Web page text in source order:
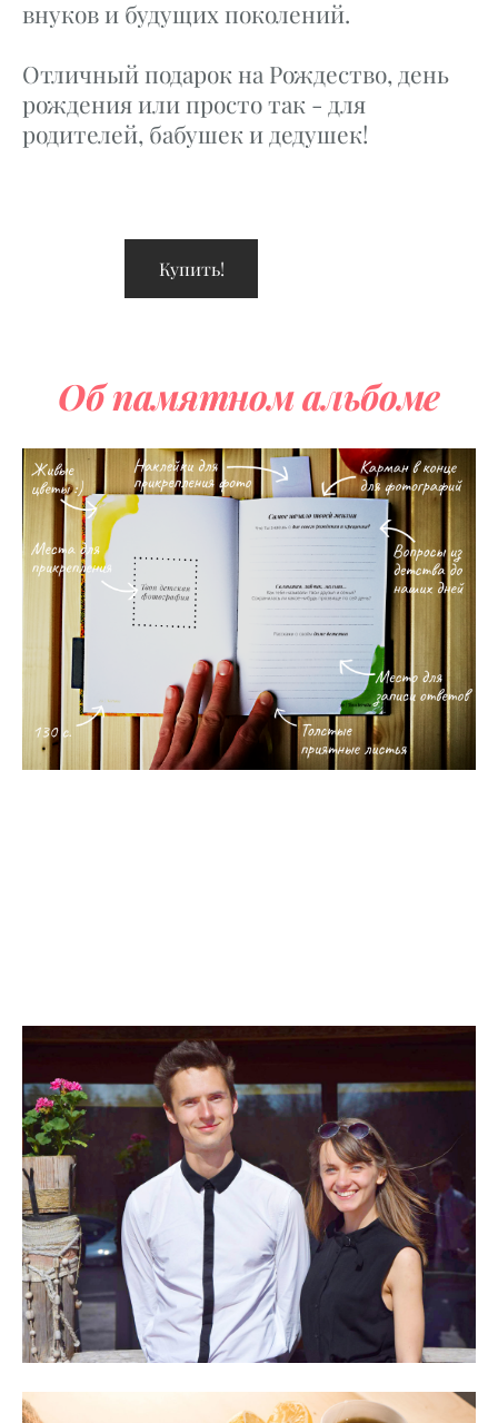
внукови будущих поколений.
Отличный подарок на Рождество, день
рождения или просто так - для
родителей, бабушек и дедушек!
Купить!
Об памятномальбоме